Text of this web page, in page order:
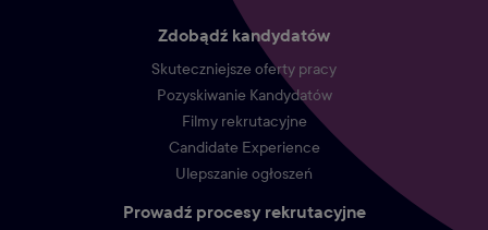
Zdobądź kandydatów
Skuteczniejsze oferty pracy
Pozyskiwanie Kandydatów
Filmy rekrutacyjne
Candidate Experience
Ulepszanie ogłoszeń
Prowadź procesy rekrutacyjne